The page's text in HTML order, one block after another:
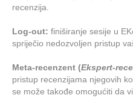
recenzija.
Log-out: finiširanje sesije u
spriječio nedozvoljen pristup
Meta-recenzent (Ekspert-
pristup recenzijama njegovih
se može takođe omogućiti da